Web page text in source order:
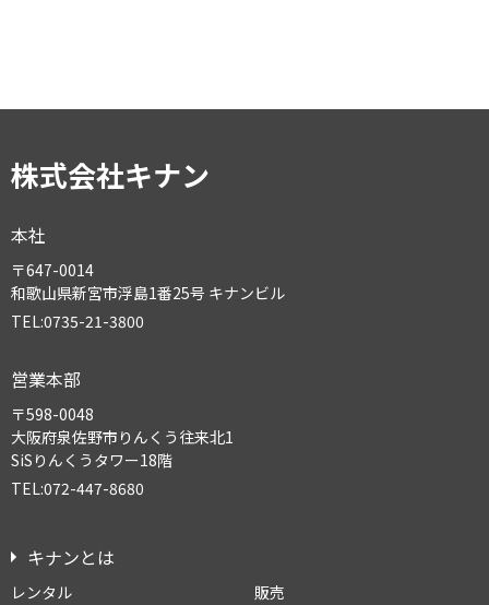
株式会社キナン
本社
〒647-0014
和歌山県新宮市浮島1番25号 キナンビル
TEL:0735-21-3800
営業本部
〒598-0048
大阪府泉佐野市りんくう往来北1
SiSりんくうタワー18階
TEL:072-447-8680
キナンとは
レンタル
販売